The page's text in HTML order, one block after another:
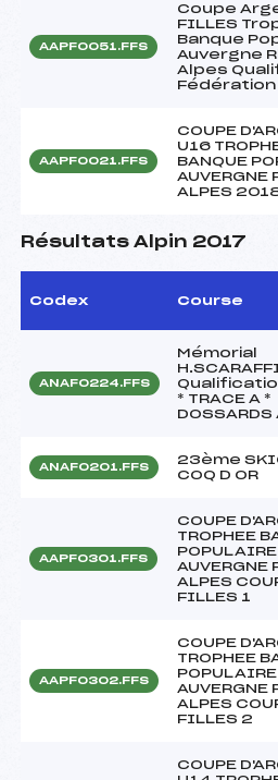
AAPF0051.FFS
Coupe
FILLES
Banque
Auvergne
Alpes
Fédération
AAPF0021.FFS
COUPE
U16
BANQUE
AUVERGNE
ALPES
Résultats Alpin 2017
Codex Course
ANAF0224.FFS
Mémorial
* TRACE A *
DOSSARDS
ANAF0201.FFS
23ème
COQ D OR
AAPF0301.FFS
COUPE
TROPHEE
POPULAIRE
AUVERGNE
ALPES
FILLES 1
AAPF0302.FFS
COUPE
TROPHEE
POPULAIRE
AUVERGNE
ALPES
FILLES 2
COUPE